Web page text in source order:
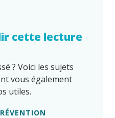
cette lecture
? Voici les sujets
vous également
utiles.